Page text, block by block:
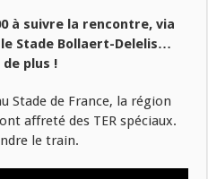
à suivre la rencontre, via
Stade Bollaert-Delelis…
plus !
Stade de France, la région
affreté des TER spéciaux.
le train.